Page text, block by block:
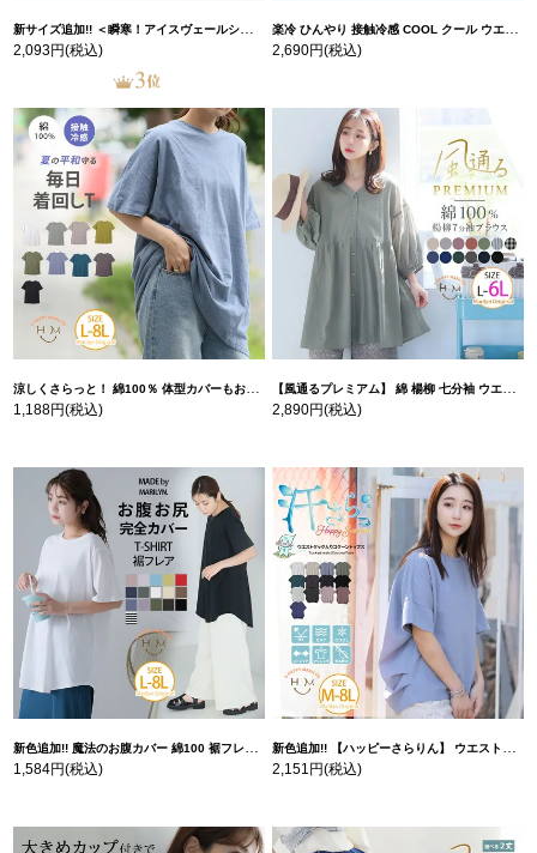
新サイズ追加!! ＜瞬寒！アイスヴェールシリーズ＞ 美脚 ジョガーパンツ 【ウェストゴム】 【ストレッチ】 | 大きいサイズの通販ならハッピーマリリン
2,093円(税込)
楽冷 ひんやり 接触冷感 COOL クール ウエストゴム 楽ちん ストレッチ 美脚 レギパン 【ストレッチ】 | 大きいサイズの通販ならハッピーマリリン
2,690円(税込)
涼しくさらっと！ 綿100％ 体型カバーもお洒落も叶える 風合いコットン ゆるシルエット ドルマン | 大きいサイズの通販ならハッピーマリリン
1,188円(税込)
【風通るプレミアム】 綿 楊柳 七分袖 ウエストギャザー ブラウス | 大きいサイズの通販ならハッピーマリリン
2,890円(税込)
新色追加!! 魔法のお腹カバー 綿100 裾フレア Tシャツ | 大きいサイズの通販ならハッピーマリリン
1,584円(税込)
新色追加!! 【ハッピーさらりん】 ウエストタック入り スッキリ魅せ コクーントップス | 大きいサイズの通販ならハッピーマリリン
2,151円(税込)